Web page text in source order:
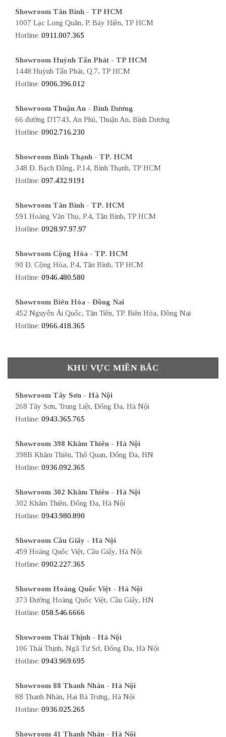
Showroom Tân Bình - TP HCM
1007 Lạc Long Quân, P. Bảy Hiền, TP HCM
Hotline: 0911.007.365
Showroom Huỳnh Tấn Phát - TP HCM
1448 Huỳnh Tấn Phát, Q.7, TP HCM
Hotline: 0906.396.012
Showroom Thuận An - Bình Dương
66 đường DT743, An Phú, Thuận An, Bình Dương
Hotline: 0902.716.230
Showroom Bình Thạnh - TP. HCM
348 Đ. Bạch Đằng, P.14, Bình Thạnh, TP HCM
Hotline: 097.432.9191
Showroom Tân Bình - TP. HCM
591 Hoàng Văn Thụ, P.4, Tân Bình, TP HCM
Hotline: 0928.97.97.97
Showroom Cộng Hòa - TP. HCM
90 Đ. Cộng Hòa, P.4, Tân Bình, TP HCM
Hotline: 0946.480.580
Showroom Biên Hòa - Đồng Nai
452 Nguyễn Ái Quốc, Tân Tiến, TP. Biên Hòa, Đồng Nai
Hotline: 0966.418.365
KHU VỰC MIỀN BẮC
Showroom Tây Sơn - Hà Nội
268 Tây Sơn, Trung Liệt, Đống Đa, Hà Nội
Hotline: 0943.365.765
Showroom 398 Khâm Thiên - Hà Nội
398B Khâm Thiên, Thổ Quan, Đống Đa, HN
Hotline: 0936.092.365
Showroom 302 Khâm Thiên - Hà Nội
302 Khâm Thiên, Đống Đa, Hà Nội
Hotline: 0943.980.890
Showroom Cầu Giấy - Hà Nội
459 Hoàng Quốc Việt, Cầu Giấy, Hà Nội
Hotline: 0902.227.365
Showroom Hoàng Quốc Việt - Hà Nội
373 Đường Hoàng Quốc Việt, Cầu Giấy, HN
Hotline: 058.546.6666
Showroom Thái Thịnh - Hà Nội
106 Thái Thịnh, Ngã Tư Sở, Đống Đa, Hà Nội
Hotline: 0943.969.695
Showroom 88 Thanh Nhàn - Hà Nội
88 Thanh Nhàn, Hai Bà Trưng, Hà Nội
Hotline: 0936.025.265
Showroom 41 Thanh Nhàn - Hà Nội